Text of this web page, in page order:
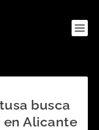
busca
en Alicante